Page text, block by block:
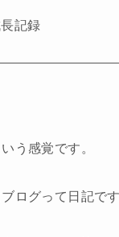
記録
う感覚です。
ログって日記で